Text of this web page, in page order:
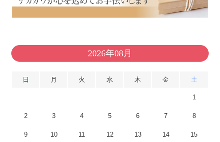
2026年08月
日 月 火 水 木 金 土
1
2 3 4 5 6 7 8
9 10 11 12 13 14 15